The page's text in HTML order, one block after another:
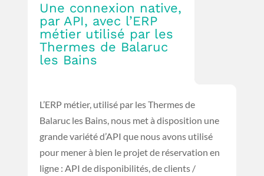
Une connexion native,
par API, avec l’ERP
métier utilisé par les
Thermes de Balaruc
les Bains
L’ERP métier, utilisé par les Thermes de
Balaruc les Bains, nous met à disposition une
grande variété d’API que nous avons utilisé
pour mener à bien le projet de réservation en
ligne : API de disponibilités, de clients /